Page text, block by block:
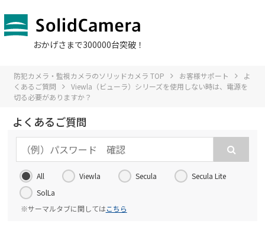
おかげさまで300000台突破！
防犯カメラ・監視カメラのソリッドカメラ TOP お客様サポート
よ
くあるご質問
Viewla（ビューラ）シリーズを使用しない時は、電源を
切る必要がありますか？
よくあるご質問
All Viewla Secula
Secula Lite
SolLa
※サーマルタブに関してはこちら